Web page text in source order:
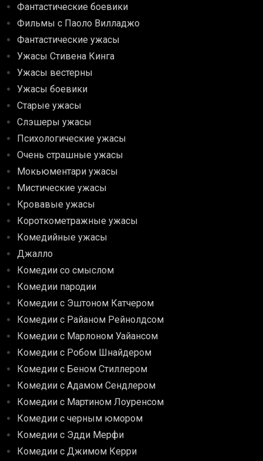
Фантастические боевики
Фильмы с Паоло Вилладжо
Фантастические ужасы
Ужасы Стивена Кинга
Ужасы вестерны
Ужасы боевики
Старые ужасы
Слэшеры ужасы
Психологические ужасы
Очень страшные ужасы
Мокьюментари ужасы
Мистические ужасы
Кровавые ужасы
Короткометражные ужасы
Комедийные ужасы
Джалло
Комедии со смыслом
Комедии пародии
Комедии с Эштоном Катчером
Комедии с Райаном Рейнолдсом
Комедии с Марлоном Уайансом
Комедии с Робом Шнайдером
Комедии с Беном Стиллером
Комедии с Адамом Сендлером
Комедии с Мартином Лоуренсом
Комедии с черным юмором
Комедии с Эдди Мерфи
Комедии с Джимом Керри